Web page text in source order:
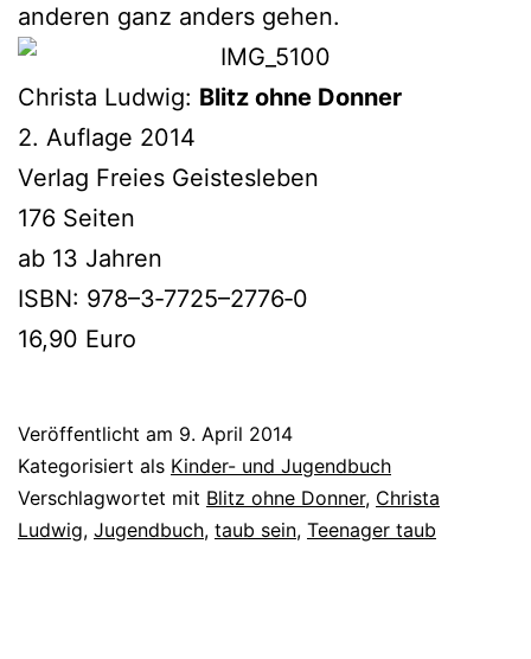
ande­ren ganz anders gehen.
Christa Ludwig: Blitz ohne Donner
2. Auflage 2014
Verlag Freies Geistesleben
176 Seiten
ab 13 Jahren
ISBN: 978–3‑7725–2776‑0
16,90 Euro
Veröffentlicht am 9. April 2014
Kategorisiert als Kinder- und Jugendbuch
Verschlagwortet mit Blitz ohne Donner, Christa
Ludwig, Jugendbuch, taub sein, Teenager taub